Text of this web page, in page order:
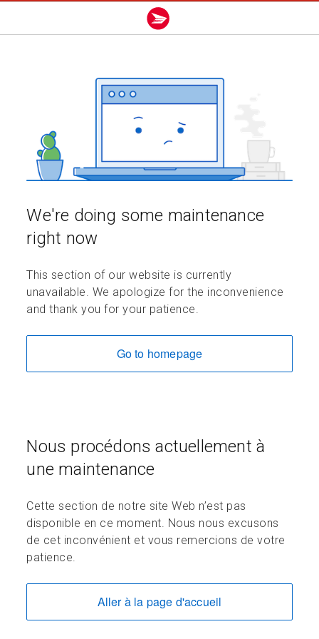
We're doing some maintenance
right now
This section of our website is currently
unavailable. We apologize for the inconvenience
and thank you for your patience.
Go to homepage
Nous procédons actuellement à
une maintenance
Cette section de notre site Web n’est pas
disponible en ce moment. Nous nous excusons
de cet inconvénient et vous remercions de votre
patience.
Aller à la page d'accueil